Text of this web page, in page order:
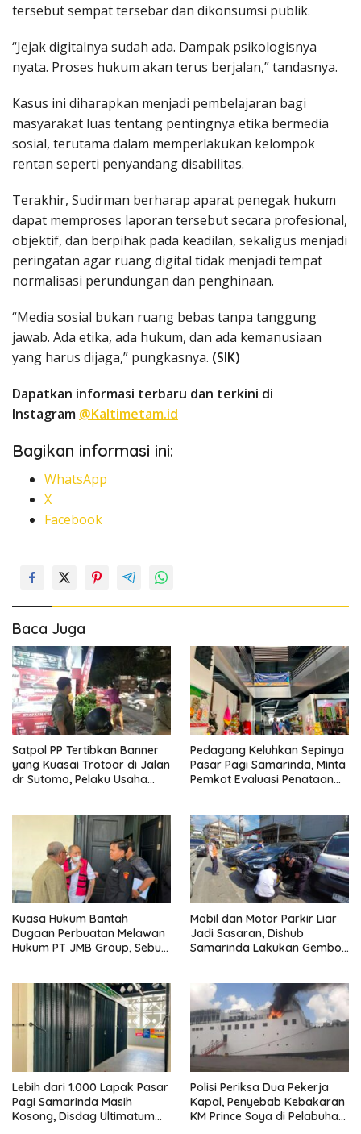
tersebut sempat tersebar dan dikonsumsi publik.
“Jejak digitalnya sudah ada. Dampak psikologisnya
nyata. Proses hukum akan terus berjalan,” tandasnya.
Kasus ini diharapkan menjadi pembelajaran bagi
masyarakat luas tentang pentingnya etika bermedia
sosial, terutama dalam memperlakukan kelompok
rentan seperti penyandang disabilitas.
Terakhir, Sudirman berharap aparat penegak hukum
dapat memproses laporan tersebut secara profesional,
objektif, dan berpihak pada keadilan, sekaligus menjadi
peringatan agar ruang digital tidak menjadi tempat
normalisasi perundungan dan penghinaan.
“Media sosial bukan ruang bebas tanpa tanggung
jawab. Ada etika, ada hukum, dan ada kemanusiaan
yang harus dijaga,” pungkasnya. (SIK)
Dapatkan informasi terbaru dan terkini di
Instagram @Kaltimetam.id
Bagikan informasi ini:
WhatsApp
X
Facebook
Baca Juga
Satpol PP Tertibkan Banner
yang Kuasai Trotoar di Jalan
dr Sutomo, Pelaku Usaha
Pedagang Keluhkan Sepinya
Pasar Pagi Samarinda, Minta
Pemkot Evaluasi Penataan
Kuasa Hukum Bantah
Dugaan Perbuatan Melawan
Hukum PT JMB Group, Sebut
Mobil dan Motor Parkir Liar
Jadi Sasaran, Dishub
Samarinda Lakukan Gembok
Lebih dari 1.000 Lapak Pasar
Pagi Samarinda Masih
Kosong, Disdag Ultimatum
Polisi Periksa Dua Pekerja
Kapal, Penyebab Kebakaran
KM Prince Soya di Pelabuhan